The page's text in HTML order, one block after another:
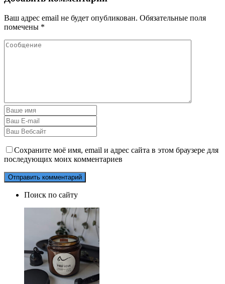
Ваш адрес email не будет опубликован. Обязательные поля
помечены *
Сохраните моё имя, email и адрес сайта в этом браузере для
последующих моих комментариев
Поиск по сайту